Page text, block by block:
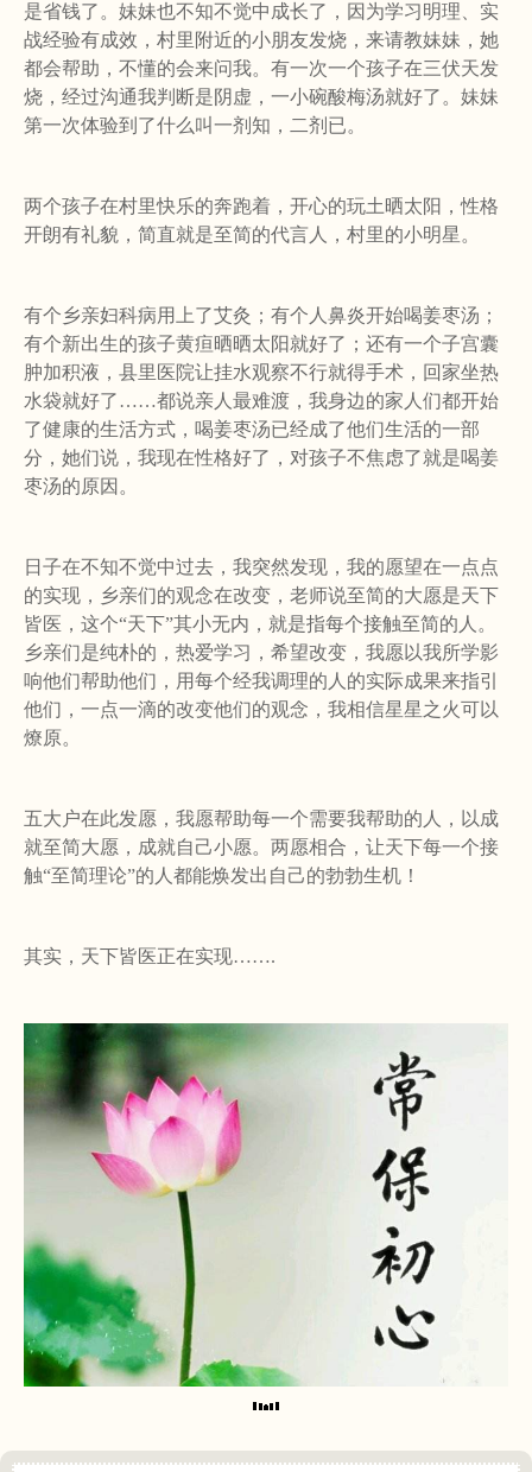
是省钱了。妹妹也不知不觉中成长了，因为学习明理、实
战经验有成效，村里附近的小朋友发烧，来请教妹妹，她
都会帮助，不懂的会来问我。有一次一个孩子在三伏天发
烧，经过沟通我判断是阴虚，一小碗酸梅汤就好了。妹妹
第一次体验到了什么叫一剂知，二剂已。
两个孩子在村里快乐的奔跑着，开心的玩土晒太阳，性格
开朗有礼貌，简直就是至简的代言人，村里的小明星。
有个乡亲妇科病用上了艾灸；有个人鼻炎开始喝姜枣汤；
有个新出生的孩子黄疸晒晒太阳就好了；还有一个子宫囊
肿加积液，县里医院让挂水观察不行就得手术，回家坐热
水袋就好了 ……都说亲人最难渡，我身边的家人们都开始
了健康的生活方式，喝姜枣汤已经成了他们生活的一部
分，她们说，我现在性格好了，对孩子不焦虑了就是喝姜
枣汤的原因。
日子在不知不觉中过去，我突然发现，我的愿望在一点点
的实现，乡亲们的观念在改变，老师说至简的大愿是天下
皆医，这个“天下”其小无内，就是指每个接触至简的人。
乡亲们是纯朴的，热爱学习，希望改变，我愿以我所学影
响他们帮助他们，用每个经我调理的人的实际成果来指引
他们，一点一滴的改变他们的观念，我相信星星之火可以
燎原。
五大户在此发愿，我愿帮助每一个需要我帮助的人，以成
就至简大愿，成就自己小愿。两愿相合，让天下每一个接
触“至简理论”的人都能焕发出自己的勃勃生机！
其实，天下皆医正在实现…….